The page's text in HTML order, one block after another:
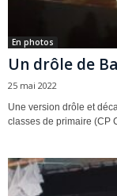
En photos
Un drôle de
25 mai 2022
Une version drôle et
classes de primaire (CP